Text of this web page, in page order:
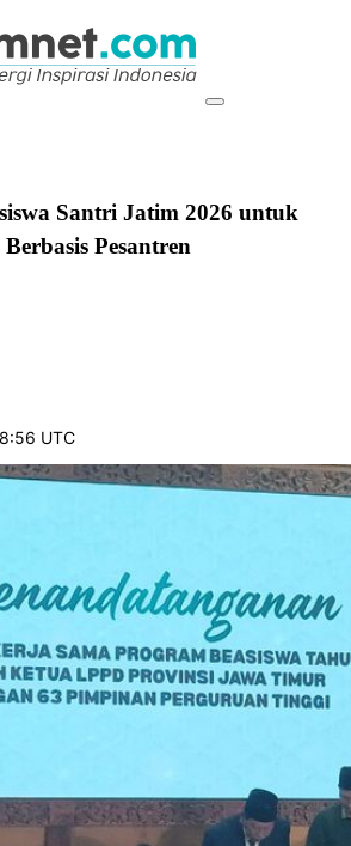
Santri Jatim 2026 untuk
Pesantren
UTC